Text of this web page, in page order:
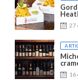
27
16